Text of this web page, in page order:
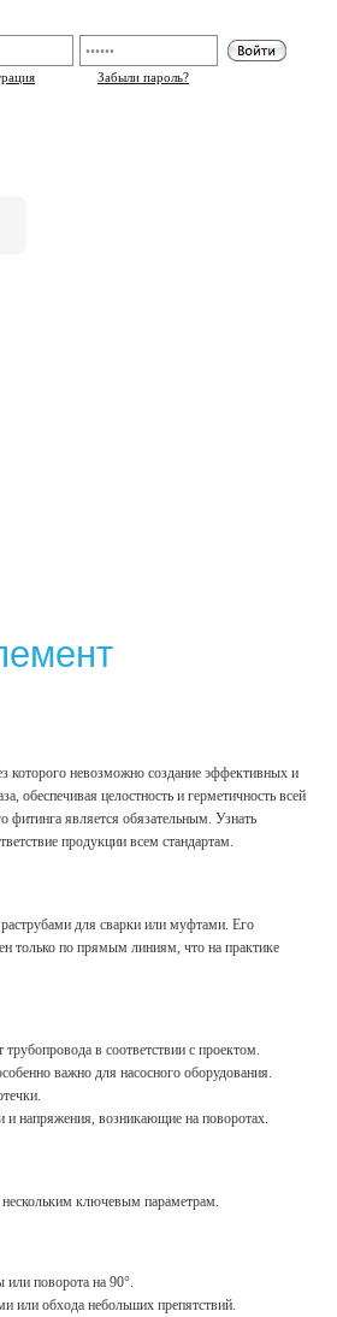
Забыли пароль?
которого невозможно создание эффективных и
обеспечивая целостность и герметичность всей
фитинга является обязательным. Узнать
продукции всем стандартам.
для сварки или муфтами. Его
только по прямым линиям, что на практике
в соответствии с проектом.
важно для насосного оборудования.
и напряжения, возникающие на поворотах.
ключевым параметрам.
или поворота на 90°.
или обхода небольших препятствий.